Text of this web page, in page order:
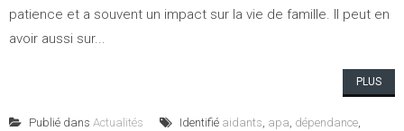
patience et a souvent un impact sur la vie de famille. Il peut en
avoir aussi sur...
PLUS
Publié dans Actualités Identifié aidants, apa, dépendance,